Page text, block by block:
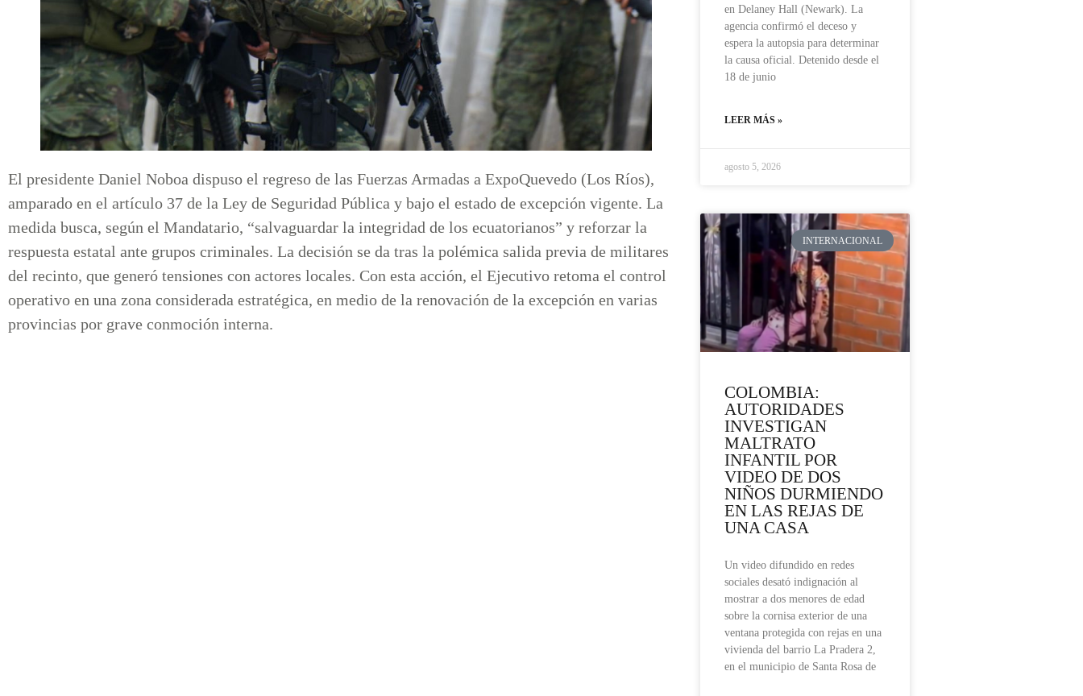
El presidente Daniel Noboa dispuso el regreso de las Fuerzas Armadas a ExpoQuevedo (Los Ríos),
amparado en el artículo 37 de la Ley de Seguridad Pública y bajo el estado de excepción vigente. La
medida busca, según el Mandatario, “salvaguardar la integridad de los ecuatorianos” y reforzar la
respuesta estatal ante grupos criminales. La decisión se da tras la polémica salida previa de militares
del recinto, que generó tensiones con actores locales. Con esta acción, el Ejecutivo retoma el control
operativo en una zona considerada estratégica, en medio de la renovación de la excepción en varias
provincias por grave conmoción interna.
en Delaney Hall (Newark). La
agencia confirmó el deceso y
espera la autopsia para determinar
la causa oficial. Detenido desde el
18 de junio
LEER MÁS »
agosto 5, 2026
INTERNACIONAL
COLOMBIA:
AUTORIDADES
INVESTIGAN
MALTRATO
INFANTIL POR
VIDEO DE DOS
NIÑOS DURMIENDO
EN LAS REJAS DE
UNA CASA
Un video difundido en redes
sociales desató indignación al
mostrar a dos menores de edad
sobre la cornisa exterior de una
ventana protegida con rejas en una
vivienda del barrio La Pradera 2,
en el municipio de Santa Rosa de